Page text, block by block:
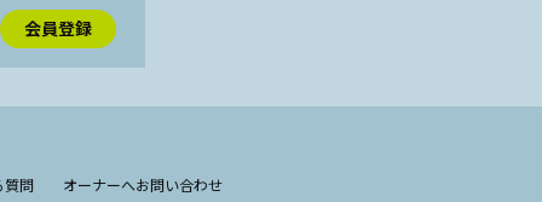
会員登録
質問 オーナーへお問い合わせ